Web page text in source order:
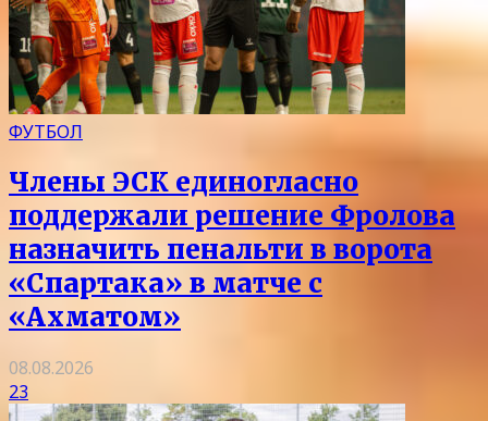
ФУТБОЛ
Члены ЭСК единогласно
поддержали решение Фролова
назначить пенальти в ворота
«Спартака» в матче с
«Ахматом»
08.08.2026
23